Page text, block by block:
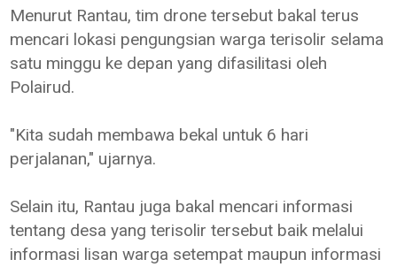
Menurut Rantau, tim drone tersebut bakal terus
mencari lokasi pengungsian warga terisolir selama
satu minggu ke depan yang difasilitasi oleh
Polairud.
"Kita sudah membawa bekal untuk 6 hari
perjalanan," ujarnya.
Selain itu, Rantau juga bakal mencari informasi
tentang desa yang terisolir tersebut baik melalui
informasi lisan warga setempat maupun informasi